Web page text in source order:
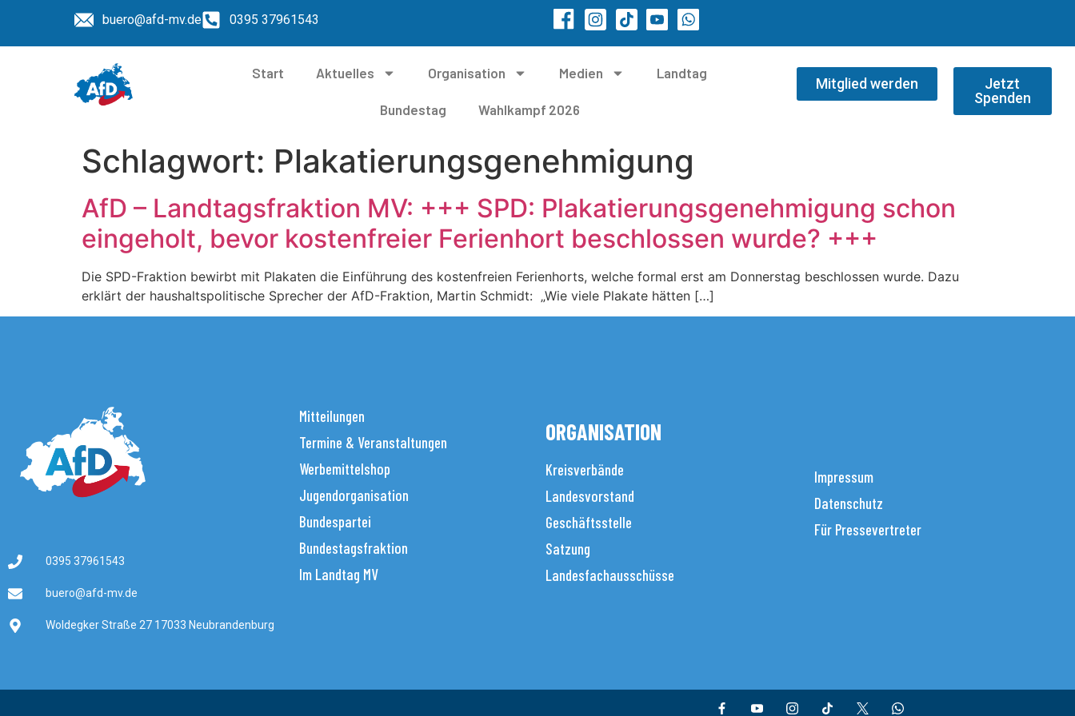
buero@afd-mv.de 0395 37961543
Start Aktuelles Organisation Medien Landtag
Bundestag Wahlkampf 2026
Mitglied werden
Jetzt
Spenden
Schlagwort: Plakatierungsgenehmigung
AfD – Landtagsfraktion MV: +++ SPD: Plakatierungsgenehmigung schon
eingeholt, bevor kostenfreier Ferienhort beschlossen wurde? +++
Die SPD-Fraktion bewirbt mit Plakaten die Einführung des kostenfreien Ferienhorts, welche formal erst am Donnerstag beschlossen wurde. Dazu
erklärt der haushaltspolitische Sprecher der AfD-Fraktion, Martin Schmidt: „Wie viele Plakate hätten […]
0395 37961543
buero@afd-mv.de
Woldegker Straße 27 17033 Neubrandenburg
Mitteilungen
Termine & Veranstaltungen
Werbemittelshop
Jugendorganisation
Bundespartei
Bundestagsfraktion
Im Landtag MV
ORGANISATION
Kreisverbände
Landesvorstand
Geschäftsstelle
Satzung
Landesfachausschüsse
Impressum
Datenschutz
Für Pressevertreter